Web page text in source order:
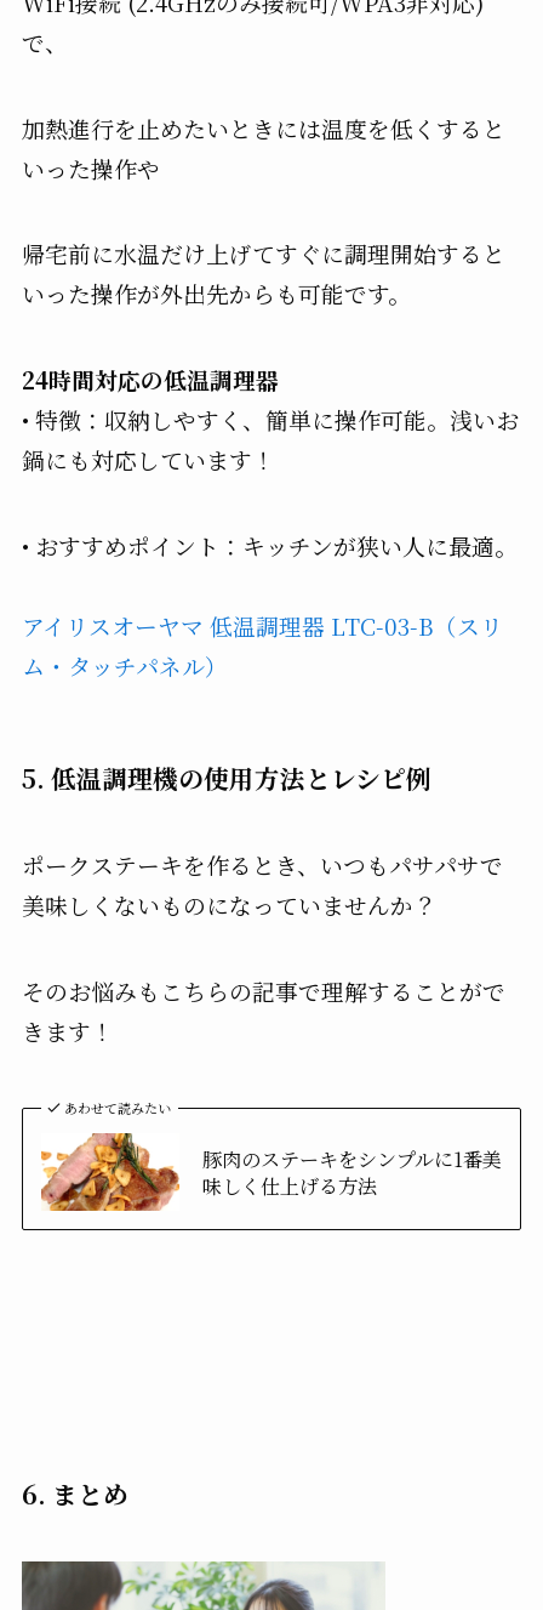
で、
加熱進行を止めたいときには温度を低くすると
いった操作や
帰宅前に水温だけ上げてすぐに調理開始すると
いった操作が外出先からも可能です。
24時間対応の低温調理器
• 特徴：収納しやすく、簡単に操作可能。浅いお
鍋にも対応しています！
• おすすめポイント：キッチンが狭い人に最適。
アイリスオーヤマ 低温調理器 LTC-03-B（スリ
ム・タッチパネル）
5. 低温調理機の使用方法とレシピ例
ポークステーキを作るとき、いつもパサパサで
美味しくないものになっていませんか？
そのお悩みもこちらの記事で理解することがで
きます！
あわせて読みたい
豚肉のステーキをシンプルに1番美
味しく仕上げる方法
6. まとめ